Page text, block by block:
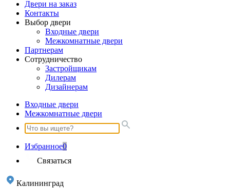
Двери на заказ
Контакты
Выбор двери
Входные двери
Межкомнатные двери
Партнерам
Сотрудничество
Застройщикам
Дилерам
Дизайнерам
Входные двери
Межкомнатные двери
Избранное0
Связаться
Калининград